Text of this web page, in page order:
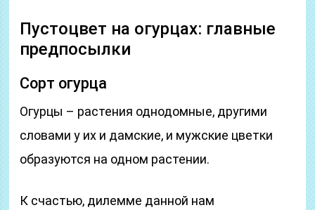
Пустоцвет на огурцах: главные
предпосылки
Сорт огурца
Огурцы – растения однодомные, другими
словами у их и дамские, и мужские цветки
образуются на одном растении.
К счастью, дилемме данной нам